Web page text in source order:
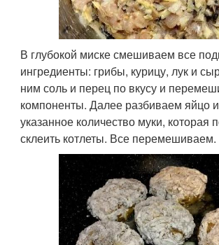
В глубокой миске смешиваем все
ингредиенты: грибы, курицу, лук и
ним соль и перец по вкусу и
компоненты. Далее разбиваем яйцо
указанное количество муки, которая
склеить котлеты. Все перемешиваем.